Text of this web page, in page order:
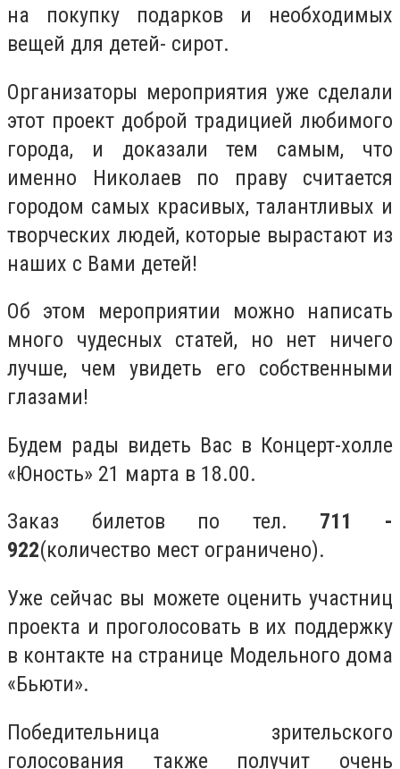
на покупку подарков и необходимых
вещей для детей- сирот.
Организаторы мероприятия уже сделали
этот проект доброй традицией любимого
города, и доказали тем самым, что
именно Николаев по праву считается
городом самых красивых, талантливых и
творческих людей, которые вырастают из
наших с Вами детей!
Об этом мероприятии можно написать
много чудесных статей, но нет ничего
лучше, чем увидеть его собственными
глазами!
Будем рады видеть Вас в Концерт-холле
«Юность» 21 марта в 18.00.
Заказ билетов по тел. 711 -
922(количество мест ограничено).
Уже сейчас вы можете оценить участниц
проекта и проголосовать в их поддержку
в контакте на странице Модельного дома
«Бьюти».
Победительница зрительского
голосования также получит очень